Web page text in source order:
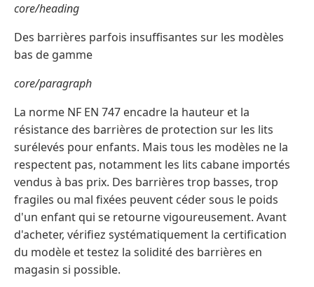
core/heading
Des barrières parfois insuffisantes sur les modèles
bas de gamme
core/paragraph
La norme NF EN 747 encadre la hauteur et la
résistance des barrières de protection sur les lits
surélevés pour enfants. Mais tous les modèles ne la
respectent pas, notamment les lits cabane importés
vendus à bas prix. Des barrières trop basses, trop
fragiles ou mal fixées peuvent céder sous le poids
d'un enfant qui se retourne vigoureusement. Avant
d'acheter, vérifiez systématiquement la certification
du modèle et testez la solidité des barrières en
magasin si possible.